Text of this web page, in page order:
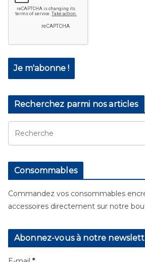
Recherchez parmi nos articles
Consommables
Commandez vos consommables
accessoires directement sur notre
Abonnez-vous à notre